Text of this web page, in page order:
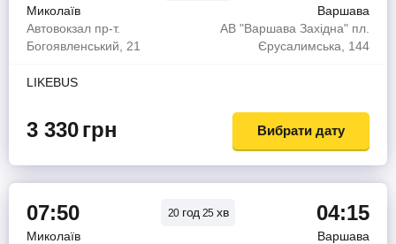
Миколаїв
Варшава
Автовокзал пр-т.
Богоявленський, 21
АВ "Варшава Західна" пл.
Єрусалимська, 144
LIKEBUS
3 330грн Вибрати дату
07:50 20 год 25 хв 04:15
Миколаїв
Варшава